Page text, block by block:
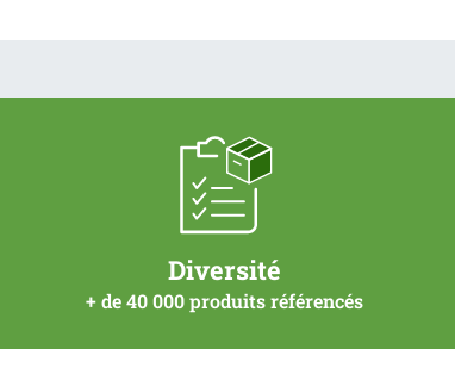
Diversité
+ de 40 000 produits référencés